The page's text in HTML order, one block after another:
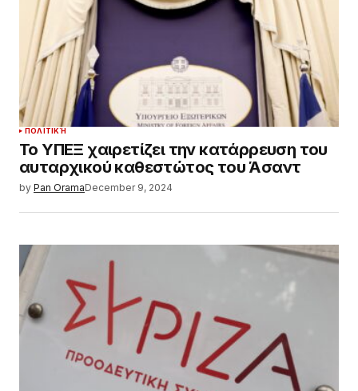
ΠΟΛΙΤΙΚΉ
Το ΥΠΕΞ χαιρετίζει την κατάρρευση του
αυταρχικού καθεστώτος του Άσαντ
by Pan OramaDecember 9, 2024